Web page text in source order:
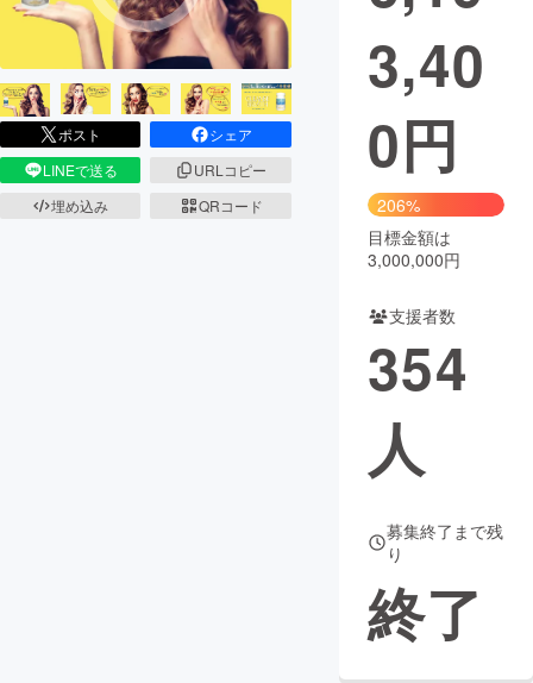
映像・映画
ビジネス・起業
まちづくり・地域活性化
CAMPFIRE Creation
コミュニティ
ポスト
シェア
LINEで送る
URLコピー
埋め込み
QRコード
3,40
0円
206%
目標金額は
3,000,000円
支援者数
354
人
募集終了まで残
り
終了